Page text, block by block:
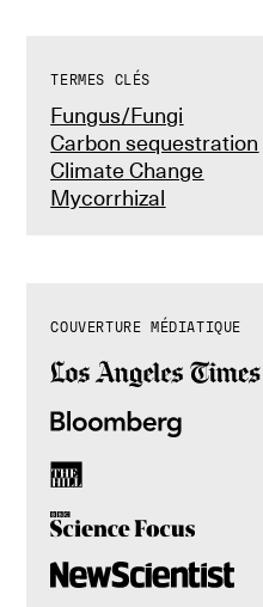
TERMES CLÉS
Fungus/Fungi
Carbon sequestration
Climate Change
Mycorrhizal
COUVERTURE MÉDIATIQUE